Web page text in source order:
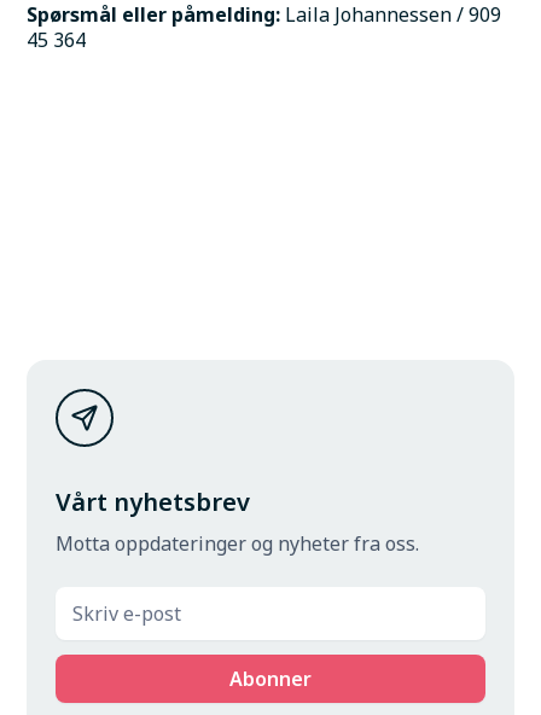
Spørsmål eller påmelding: Laila Johannessen / 909
45 364
Vårt nyhetsbrev
Motta oppdateringer og nyheter fra oss.